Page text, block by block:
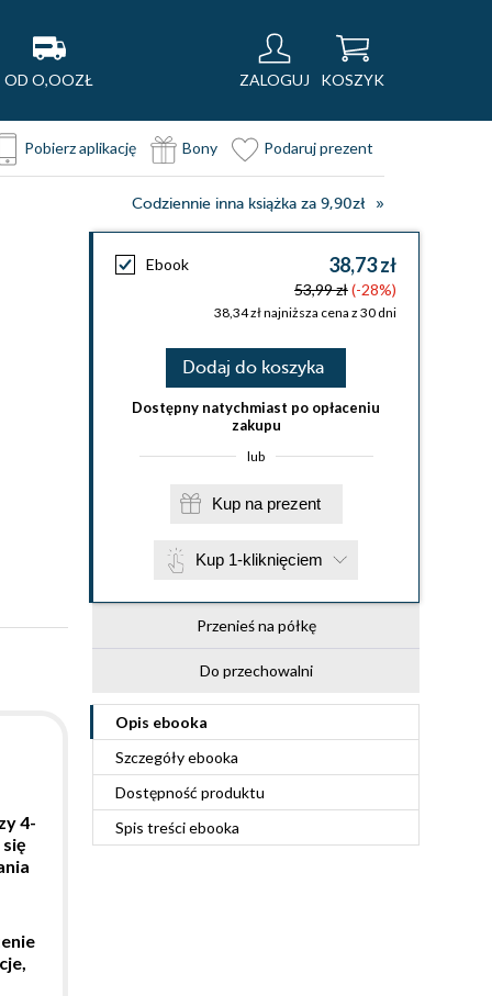
OD O,OOZŁ ZALOGUJ KOSZYK
Pobierz aplikację Bony Podaruj prezent
Codziennie inna książka za 9,90zł
Ebook 38,73 zł
53,99 zł(-28%)
38,34 zł najniższa cena z 30 dni
Dodaj do koszyka
Dostępny natychmiast po opłaceniu
zakupu
lub
Kup na prezent
Kup 1-kliknięciem
Przenieś na półkę
Do przechowalni
Opis ebooka
Szczegółyebooka
Dostępność produktu
Spis treściebooka
4-